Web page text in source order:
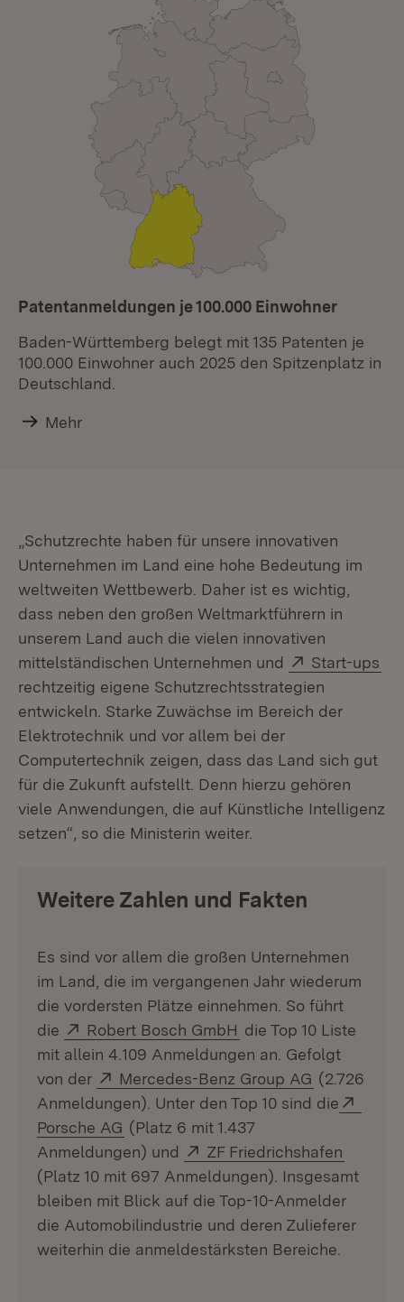
Patentanmeldungen je 100.000 Einwohner
Baden-Württemberg belegt mit 135 Patenten je
100.000 Einwohner auch 2025 den Spitzenplatz in
Deutschland.
Mehr
„Schutzrechte haben für unsere innovativen
Unternehmen im Land eine hohe Bedeutung im
weltweiten Wettbewerb. Daher ist es wichtig,
dass neben den großen Weltmarktführern in
unserem Land auch die vielen innovativen
mittelständischen Unternehmen und
Extern:
Start-ups
rechtzeitig eigene Schutzrechtsstrategien
entwickeln. Starke Zuwächse im Bereich der
Elektrotechnik und vor allem bei der
Computertechnik zeigen, dass das Land sich gut
für die Zukunft aufstellt. Denn hierzu gehören
viele Anwendungen, die auf Künstliche Intelligenz
setzen“, so die Ministerin weiter.
Weitere Zahlen und Fakten
Es sind vor allem die großen Unternehmen
im Land, die im vergangenen Jahr wiederum
die vordersten Plätze einnehmen. So führt
die
Extern:
Robert Bosch GmbH (Öffnet in neuem
die Top 10 Liste
mit allein 4.109 Anmeldungen an. Gefolgt
von der
Extern:
Mercedes-Benz Group AG (Öffnet in
(2.726
Anmeldungen). Unter den Top 10 sind die
Porsche AG (Öffnet in neuem Fenster)
(Platz 6 mit 1.437
Anmeldungen) und
Extern:
ZF Friedrichshafen
(Platz 10 mit 697 Anmeldungen). Insgesamt
bleiben mit Blick auf die Top-10-Anmelder
die Automobilindustrie und deren Zulieferer
weiterhin die anmeldestärksten Bereiche.